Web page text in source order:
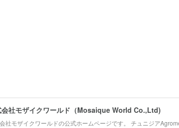
会社モザイクワールド（Mosaique World Co.,Ltd)
社モザイクワールドの公式ホームページです。 チュニジア